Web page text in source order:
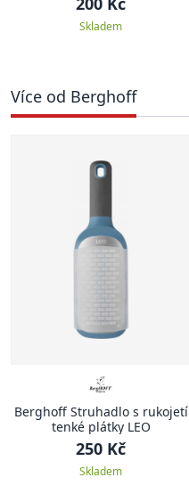
Skladem
Více od Berghoff
Berghoff Struhadlo s rukojetí
tenké plátky LEO
250 Kč
Skladem